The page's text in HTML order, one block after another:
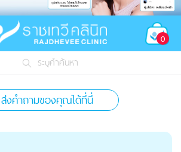
0
ระบุคำค้นหา
ส่งคำถามของคุณได้ที่นี่